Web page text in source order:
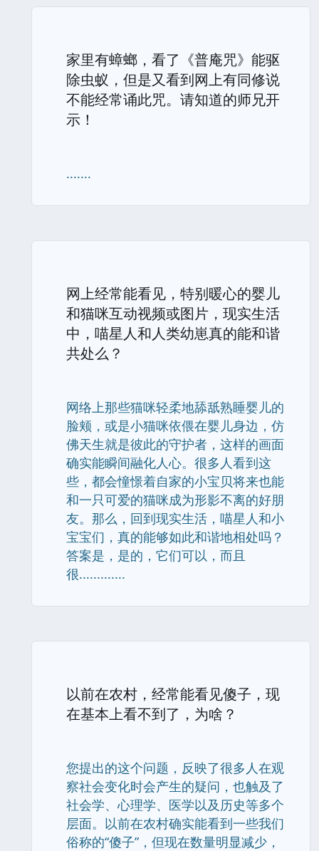
家里有蟑螂，看了《普庵咒》能驱
除虫蚁，但是又看到网上有同修说
不能经常诵此咒。请知道的师兄开
示！
.......
网上经常能看见，特别暖心的婴儿
和猫咪互动视频或图片，现实生活
中，喵星人和人类幼崽真的能和谐
共处么？
网络上那些猫咪轻柔地舔舐熟睡婴儿的
脸颊，或是小猫咪依偎在婴儿身边，仿
佛天生就是彼此的守护者，这样的画面
确实能瞬间融化人心。很多人看到这
些，都会憧憬着自家的小宝贝将来也能
和一只可爱的猫咪成为形影不离的好朋
友。那么，回到现实生活，喵星人和小
宝宝们，真的能够如此和谐地相处吗？
答案是，是的，它们可以，而且
很.............
以前在农村，经常能看见傻子，现
在基本上看不到了，为啥？
您提出的这个问题，反映了很多人在观
察社会变化时会产生的疑问，也触及了
社会学、心理学、医学以及历史等多个
层面。以前在农村确实能看到一些我们
俗称的“傻子”，但现在数量明显减少，